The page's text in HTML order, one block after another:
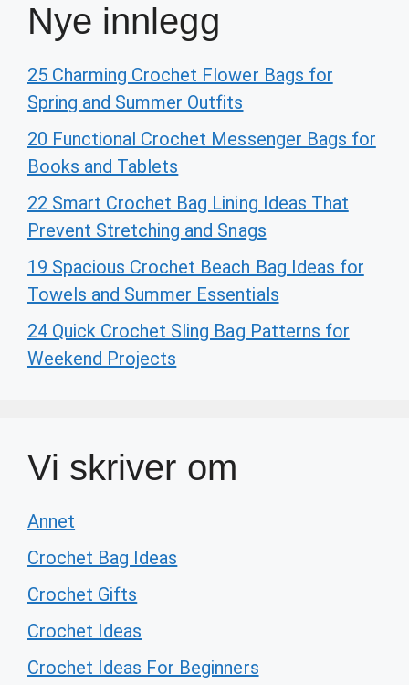
Nye innlegg
25 Charming Crochet Flower Bags for
Spring and Summer Outfits
20 Functional Crochet Messenger Bags for
Books and Tablets
22 Smart Crochet Bag Lining Ideas That
Prevent Stretching and Snags
19 Spacious Crochet Beach Bag Ideas for
Towels and Summer Essentials
24 Quick Crochet Sling Bag Patterns for
Weekend Projects
Vi skriver om
Annet
Crochet Bag Ideas
Crochet Gifts
Crochet Ideas
Crochet Ideas For Beginners